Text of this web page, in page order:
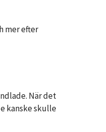
mer efter
När det
kanske skulle